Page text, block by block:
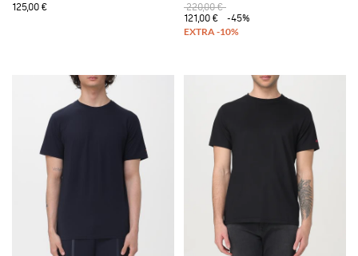
125,00 €
220,00 €
121,00 €
-45%